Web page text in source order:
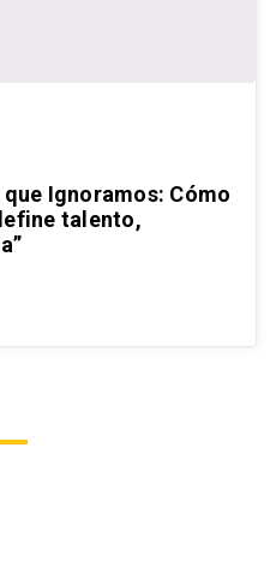
Ignoramos: Cómo
talento,